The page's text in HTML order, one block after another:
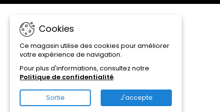
Cookies
Ce magasin utilise des cookies pour améliorer
votre expérience de navigation.
Pour plus d'informations, consultez notre
Politique de confidentialité.
Sortie J'accepte